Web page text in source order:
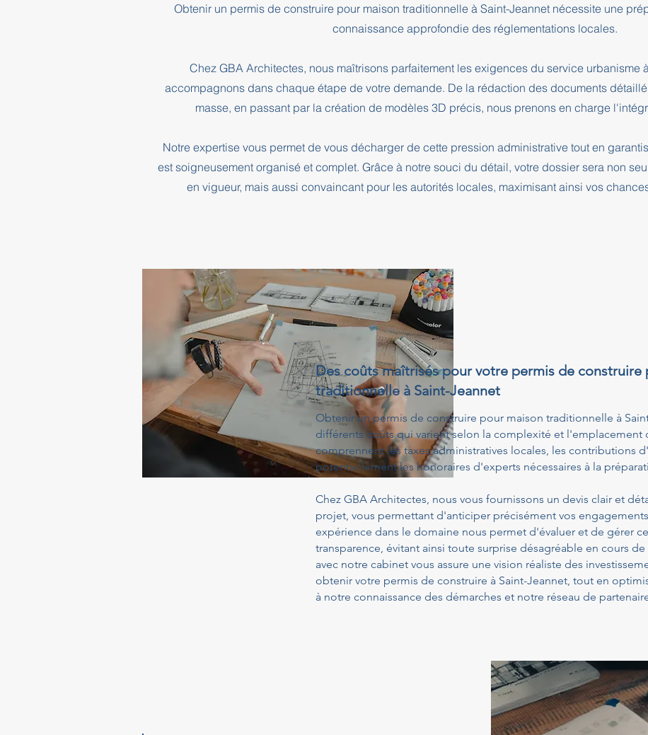
Obtenir un permis de construire pour maison traditionnelle à Saint-Jeannet nécessite une
connaissance approfondie des réglementations locales.
Chez GBA Architectes, nous maîtrisons parfaitement les exigences du service urbanisme
accompagnons dans chaque étape de votre demande. De la rédaction des documents
masse, en passant par la création de modèles 3D précis, nous prenons en charge
Notre expertise vous permet de vous décharger de cette pression administrative tout en
est soigneusement organisé et complet. Grâce à notre souci du détail, votre dossier sera non
en vigueur, mais aussi convaincant pour les autorités locales, maximisant ainsi vos
Des coûts maîtrisés pour votre permis de construire
traditionnelle à Saint-Jeannet
Obtenir un permis de construire pour maison traditionnelle à
différents coûts qui varient selon la complexité et l'emplacement
comprennent les taxes administratives locales, les contributions
potentiellement les honoraires d'experts nécessaires à la
Chez GBA Architectes, nous vous fournissons un devis clair et
projet, vous permettant d'anticiper précisément vos
expérience dans le domaine nous permet d'évaluer et de gérer
transparence, évitant ainsi toute surprise désagréable en cours
avec notre cabinet vous assure une vision réaliste des
obtenir votre permis de construire à Saint-Jeannet, tout en
à notre connaissance des démarches et notre réseau de